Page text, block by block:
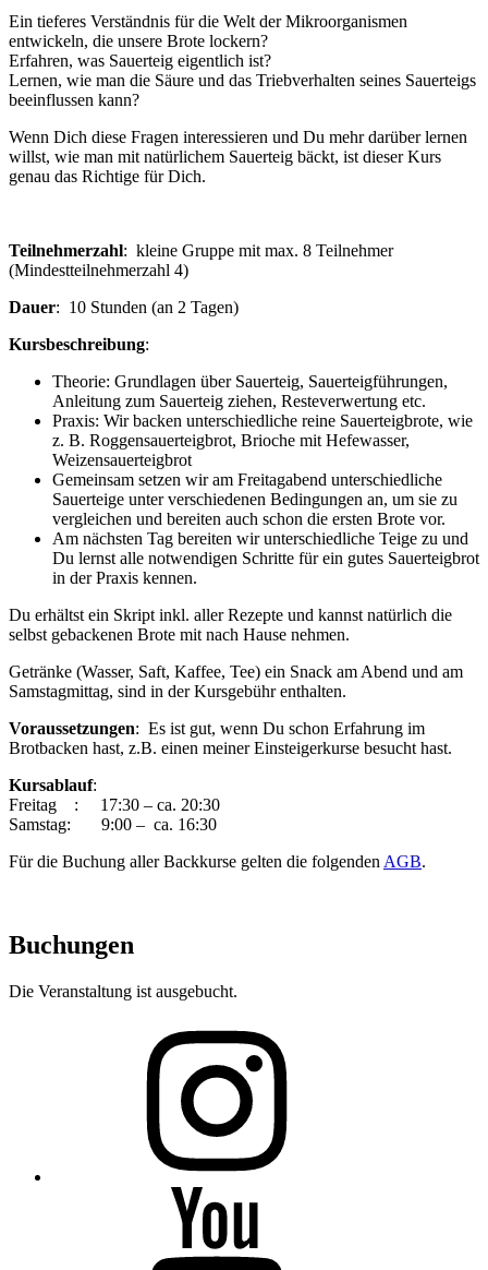
Ein tieferes Verständnis für die Welt der Mikroorganismen
entwickeln, die unsere Brote lockern?
Erfahren, was Sauerteig eigentlich ist?
Lernen, wie man die Säure und das Triebverhalten seines Sauerteigs
beeinflussen kann?
Wenn Dich diese Fragen interessieren und Du mehr darüber lernen
willst, wie man mit natürlichem Sauerteig bäckt, ist dieser Kurs
genau das Richtige für Dich.
Teilnehmerzahl: kleine Gruppe mit max. 8 Teilnehmer
(Mindestteilnehmerzahl 4)
Dauer: 10 Stunden (an 2 Tagen)
Kursbeschreibung:
Theorie: Grundlagen über Sauerteig, Sauerteigführungen,
Anleitung zum Sauerteig ziehen, Resteverwertung etc.
Praxis: Wir backen unterschiedliche reine Sauerteigbrote, wie
z. B. Roggensauerteigbrot, Brioche mit Hefewasser,
Weizensauerteigbrot
Gemeinsam setzen wir am Freitagabend unterschiedliche
Sauerteige unter verschiedenen Bedingungen an, um sie zu
vergleichen und bereiten auch schon die ersten Brote vor.
Am nächsten Tag bereiten wir unterschiedliche Teige zu und
Du lernst alle notwendigen Schritte für ein gutes Sauerteigbrot
in der Praxis kennen.
Du erhältst ein Skript inkl. aller Rezepte und kannst natürlich die
selbst gebackenen Brote mit nach Hause nehmen.
Getränke (Wasser, Saft, Kaffee, Tee) ein Snack am Abend und am
Samstagmittag, sind in der Kursgebühr enthalten.
Voraussetzungen: Es ist gut, wenn Du schon Erfahrung im
Brotbacken hast, z.B. einen meiner Einsteigerkurse besucht hast.
Kursablauf:
Freitag : 17:30 – ca. 20:30
Samstag: 9:00 – ca. 16:30
Für die Buchung aller Backkurse gelten die folgenden AGB.
Buchungen
Die Veranstaltung ist ausgebucht.